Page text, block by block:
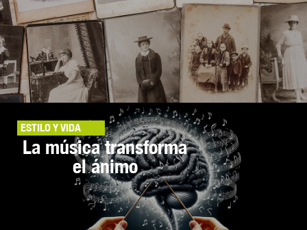
ESTILO Y VIDA
La música transforma
el ánimo